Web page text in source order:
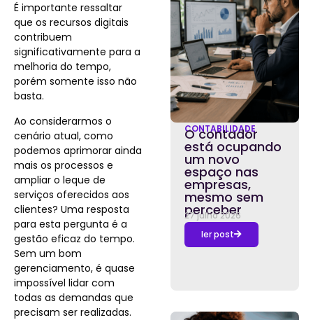
É importante ressaltar
que os recursos digitais
contribuem
significativamente para a
melhoria do tempo,
porém somente isso não
basta.
Ao considerarmos o
cenário atual, como
podemos aprimorar ainda
mais os processos e
ampliar o leque de
serviços oferecidos aos
clientes? Uma resposta
para esta pergunta é a
gestão eficaz do tempo.
Sem um bom
gerenciamento, é quase
impossível lidar com
todas as demandas que
precisam ser realizadas.
CONTABILIDADE
O contador
está ocupando
um novo
espaço nas
empresas,
mesmo sem
perceber
27 julho 2026
ler post